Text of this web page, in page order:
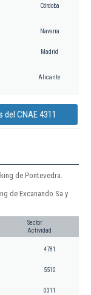
Córdoba
Navarra
Madrid
Alicante
del CNAE 4311
de Pontevedra.
de Excanando Sa y
Sector
Actividad
4781
5510
0311